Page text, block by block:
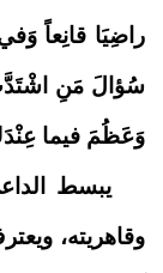
راضِيَا قانِعاً
سُؤالَ مَنِ اشْتَدَّتْ
وَعَظُمَ فيما
يبسط
وقاهريته،